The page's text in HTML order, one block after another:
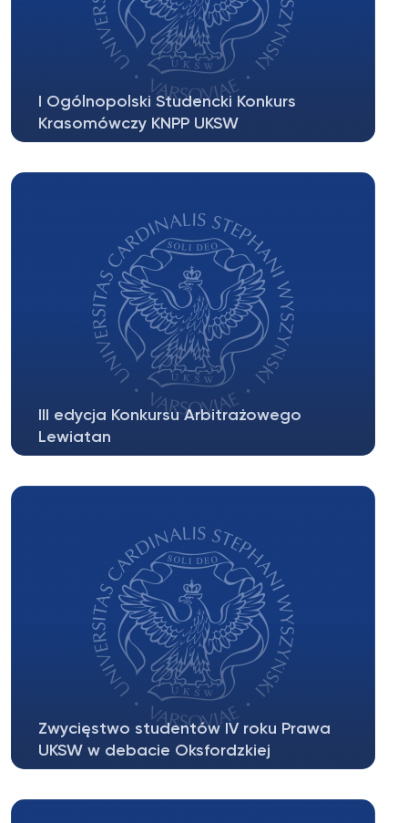
I Ogólnopolski Studencki Konkurs
Krasomówczy KNPP UKSW
odbył się I Ogólnopolski Studencki...
III edycja Konkursu Arbitrażowego
Lewiatan
UKSW współuczestniczył w organizacji...
Zwycięstwo studentów IV roku Prawa
UKSW w debacie Oksfordzkiej
Maximum UKSW po raz kolejny studenci...